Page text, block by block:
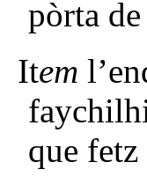
pòrta
Item
que